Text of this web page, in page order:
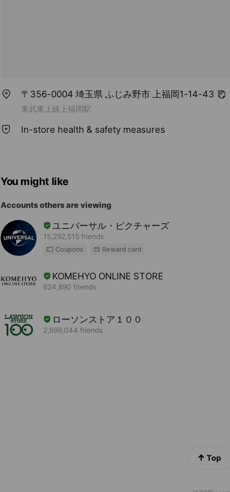
〒356-0004 埼玉県 ふじみ野市 上福岡1-14-43
東武東上線上福岡駅
In-store health & safety measures
You might like
Accounts others are viewing
ユニバーサル・ピクチャーズ
15,292,515 friends
Coupons Reward card
KOMEHYO ONLINE STORE
624,890 friends
ローソンストア１００
2,699,044 friends
Top